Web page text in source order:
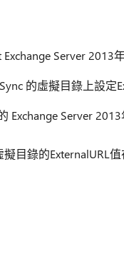
Server 2013
的虛擬目錄上設定
Exchange Server 2013
目錄的ExternalURL